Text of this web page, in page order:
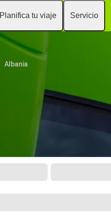
Planifica tu viaje Servicio
Albania